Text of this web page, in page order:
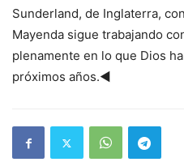
Sunderland, de Inglaterra,
Mayenda sigue trabajando
plenamente en lo que Dios
próximos años.◄